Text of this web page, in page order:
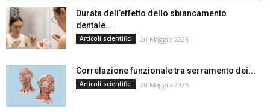
Durata dell’effetto dello sbiancamento
dentale...
Articoli scientifici 20 Maggio 2026
Correlazione funzionale tra serramento dei...
Articoli scientifici 20 Maggio 2026